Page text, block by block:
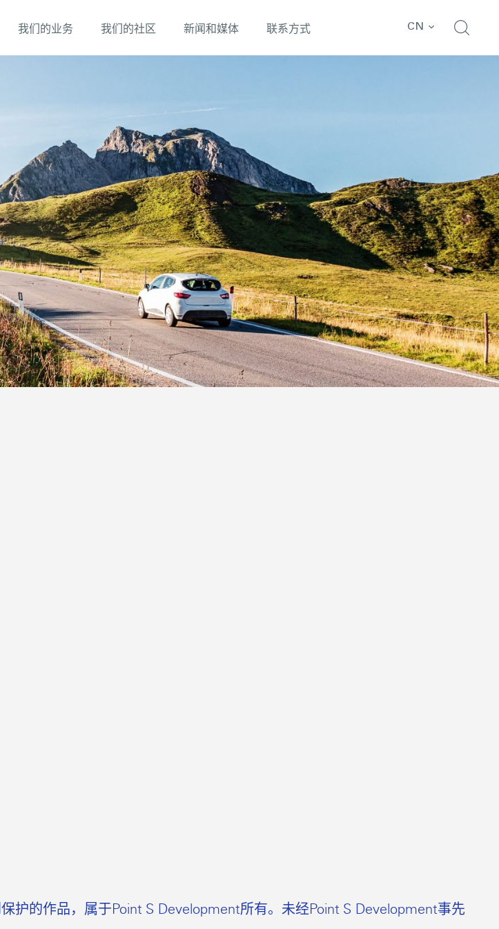
我们的业务 我们的社区 新闻和媒体 联系方式 CN
护的作品，属于Point S Development所有。未经Point S Development事先